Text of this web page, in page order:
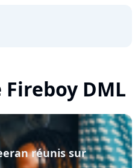
DML
réunis sur